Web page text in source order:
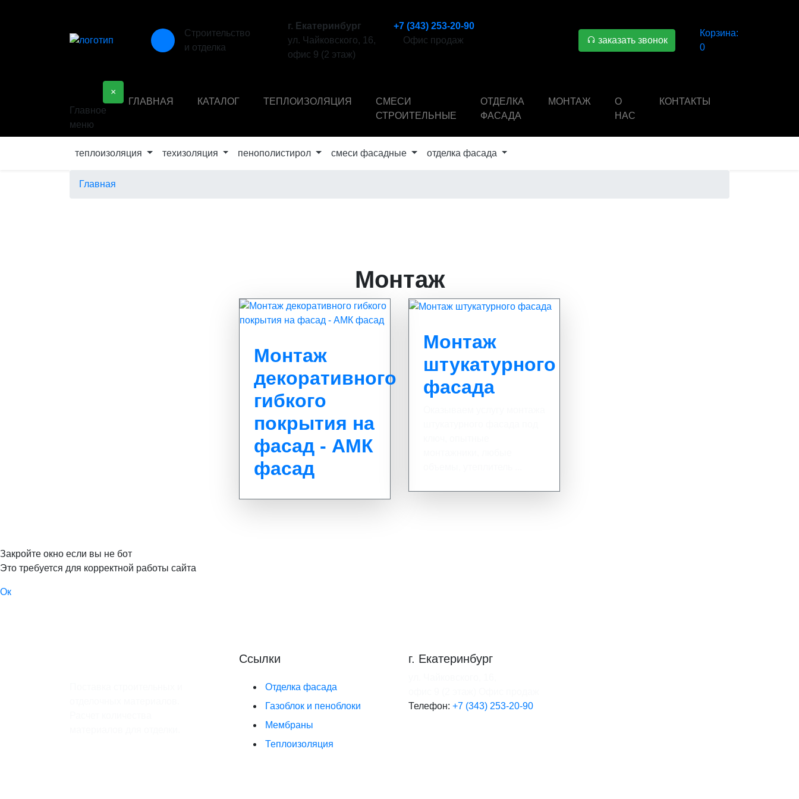
Строительство
и отделка
г. Екатеринбург
ул. Чайковского, 16,
офис 9 (2 этаж)
+7 (343) 253-20-90
Офис продаж
заказать звонок
Корзина:
0
×
Главное
меню
ГЛАВНАЯ КАТАЛОГ ТЕПЛОИЗОЛЯЦИЯ
СМЕСИ
СТРОИТЕЛЬНЫЕ
ОТДЕЛКА
ФАСАДА
МОНТАЖ
О
НАС
КОНТАКТЫ
теплоизоляция техизоляция пенополистирол смеси фасадные отделка фасада
Главная
Монтаж
Монтаж
декоративного
гибкого
покрытия на
фасад - АМК
фасад
Монтаж
штукатурного
фасада
Закройте окно если вы не бот
Это требуется для корректной работы сайта
Ок
Ссылки
Отделка фасада
Газоблок и пеноблоки
Мембраны
Теплоизоляция
г. Екатеринбург
Телефон: +7 (343) 253-20-90